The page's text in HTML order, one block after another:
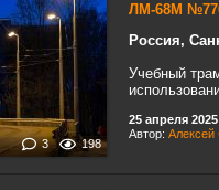
3 198
ЛМ-68М
Россия,
Учебный
25 апреля 2025
Автор: Алексей